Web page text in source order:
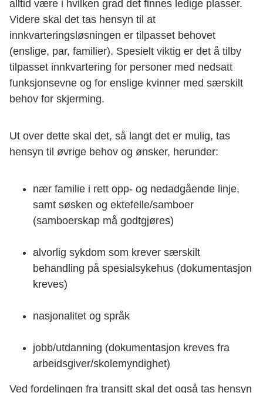
alltid være i hvilken grad det finnes ledige plasser.
Videre skal det tas hensyn til at
innkvarteringsløsningen er tilpasset behovet
(enslige, par, familier). Spesielt viktig er det å tilby
tilpasset innkvartering for personer med nedsatt
funksjonsevne og for enslige kvinner med særskilt
behov for skjerming.
Ut over dette skal det, så langt det er mulig, tas
hensyn til øvrige behov og ønsker, herunder:
nær familie i rett opp- og nedadgående linje,
samt søsken og ektefelle/samboer
(samboerskap må godtgjøres)
alvorlig sykdom som krever særskilt
behandling på spesialsykehus (dokumentasjon
kreves)
nasjonalitet og språk
jobb/utdanning (dokumentasjon kreves fra
arbeidsgiver/skolemyndighet)
Ved fordelingen fra transitt skal det også tas hensyn